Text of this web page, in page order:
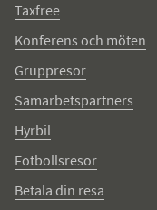
Taxfree
Konferens och möten
Gruppresor
Samarbetspartners
Hyrbil
Fotbollsresor
Betala din resa